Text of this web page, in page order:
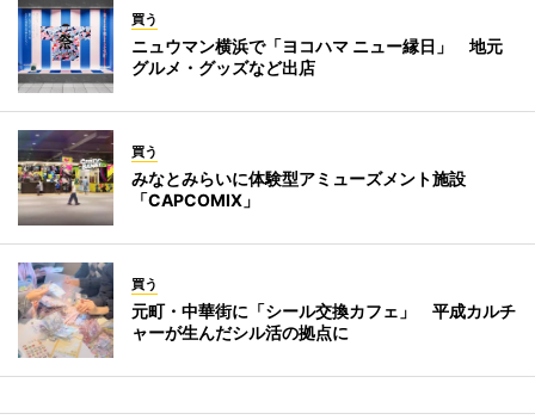
買う
ニュウマン横浜で「ヨコハマ ニュー縁日」 地元
グルメ・グッズなど出店
買う
みなとみらいに体験型アミューズメント施設
「CAPCOMIX」
買う
元町・中華街に「シール交換カフェ」 平成カルチ
ャーが生んだシル活の拠点に